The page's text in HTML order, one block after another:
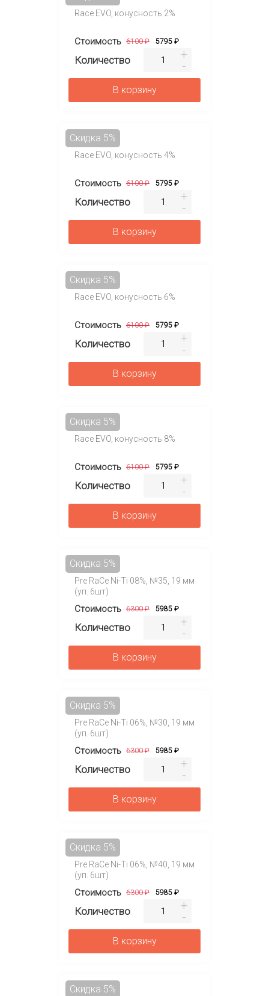
Race EVO, конусность 2%
Стоимость 6100 ₽ 5795 ₽
Количество
В корзину
Race EVO, конусность 4%
Стоимость
Скидка 5%
6100 ₽ 5795 ₽
Количество
В корзину
Race EVO, конусность 6%
Стоимость
Скидка 5%
6100 ₽ 5795 ₽
Количество
В корзину
Race EVO, конусность 8%
Стоимость
Скидка 5%
6100 ₽ 5795 ₽
Количество
В корзину
Pre RaCe Ni-Ti 08%, №35, 19 мм
(уп. 6шт)
Стоимость
Скидка 5%
6300 ₽ 5985 ₽
Количество
В корзину
Pre RaCe Ni-Ti 06%, №30, 19 мм
(уп. 6шт)
Стоимость
Скидка 5%
6300 ₽ 5985 ₽
Количество
В корзину
Pre RaCe Ni-Ti 06%, №40, 19 мм
(уп. 6шт)
Стоимость
Скидка 5%
6300 ₽ 5985 ₽
Количество
В корзину
Скидка 5%